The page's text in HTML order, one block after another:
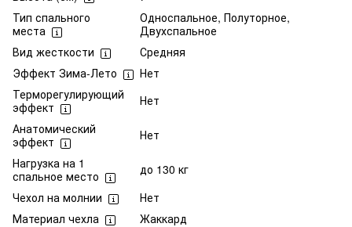
Тип спального
места
Односпальное, Полуторное,
Двухспальное
Вид жесткости
Средняя
Эффект Зима-Лето
Нет
Терморегулирующий
эффект
Нет
Анатомический
эффект
Нет
Нагрузка на 1
спальное место
до 130 кг
Чехол на молнии
Нет
Материал чехла
Жаккард